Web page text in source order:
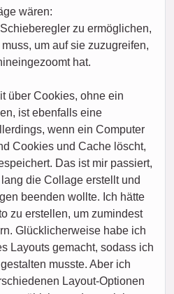
wären:
zu ermöglichen,
um auf sie zuzugreifen,
hat.
über Cookies, ohne ein
ist ebenfalls eine
wenn ein Computer
Cookies und Cache löscht,
Das ist mir passiert,
die Collage erstellt und
beenden wollte. Ich hätte
zu erstellen, um zumindest
Glücklicherweise habe ich
Layouts gemacht, sodass ich
musste. Aber ich
Layout-Optionen